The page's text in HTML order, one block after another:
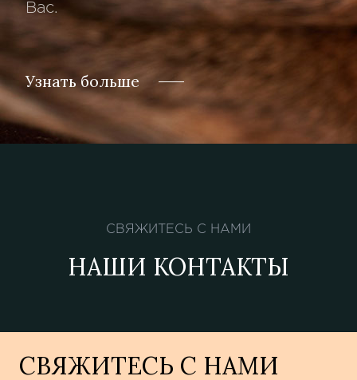
Вас.
Узнать больше
СВЯЖИТЕСЬ С НАМИ
НАШИ КОНТАКТЫ
СВЯЖИТЕСЬ С НАМИ